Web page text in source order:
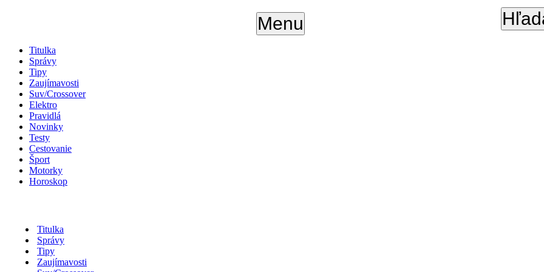
Menu
Titulka
Správy
Tipy
Zaujímavosti
Suv/Crossover
Elektro
Pravidlá
Novinky
Testy
Cestovanie
Šport
Motorky
Horoskop
Titulka
Správy
Tipy
Zaujímavosti